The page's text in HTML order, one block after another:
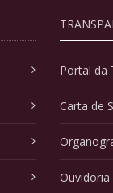
Portal da
Carta de
Ouvidoria